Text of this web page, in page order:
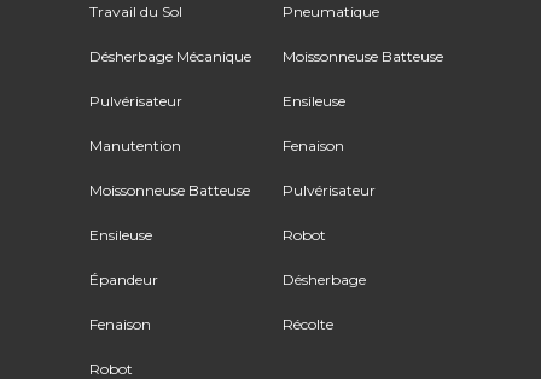
Travail du Sol
Désherbage Mécanique
Pulvérisateur
Manutention
Moissonneuse Batteuse
Ensileuse
Épandeur
Fenaison
Robot
Pneumatique
Moissonneuse Batteuse
Ensileuse
Fenaison
Pulvérisateur
Robot
Désherbage
Récolte